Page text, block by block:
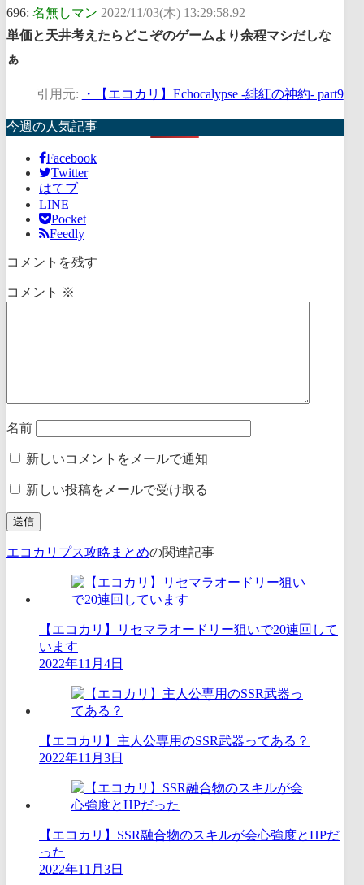
696: 名無しマン 2022/11/03(木) 13:29:58.92
単価と天井考えたらどこぞのゲームより余程マシだしな
ぁ
引用元: ・【エコカリ】Echocalypse -緋紅の神約- part9
今週の人気記事
Facebook
Twitter
はてブ
LINE
Pocket
Feedly
コメントを残す
コメント ※
名前
新しいコメントをメールで通知
新しい投稿をメールで受け取る
エコカリプス攻略まとめの関連記事
【エコカリ】リセマラオードリー狙いで20連回して
います
2022年11月4日
【エコカリ】主人公専用のSSR武器ってある？
2022年11月3日
【エコカリ】SSR融合物のスキルが会心強度とHPだ
った
2022年11月3日